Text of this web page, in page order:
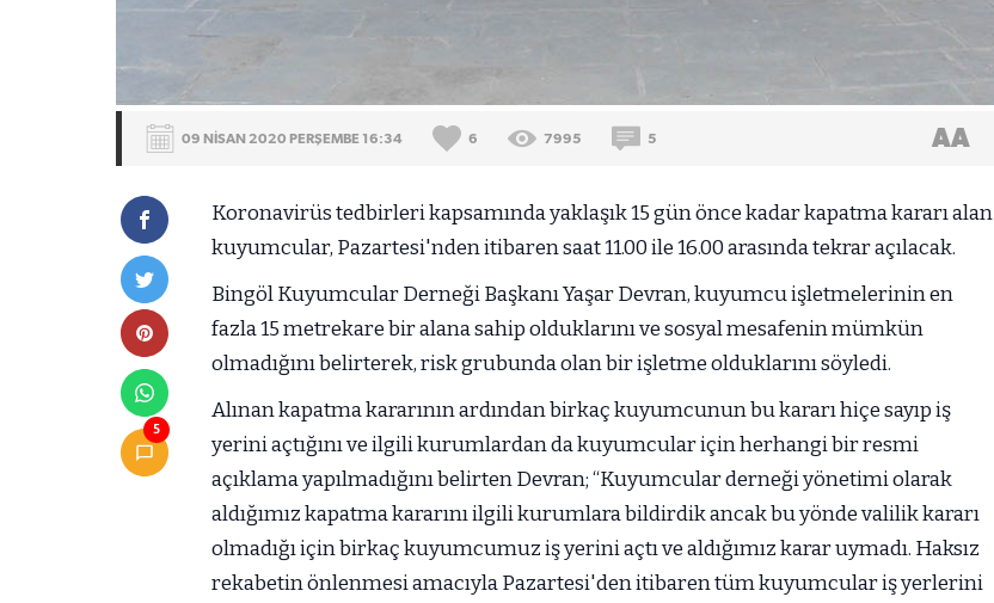
09 NİSAN 2020 PERŞEMBE 16:34 6 7995 5 AA
5
Koronavirüs tedbirleri kapsamında yaklaşık 15 gün önce kadar kapatma kararı alan
kuyumcular, Pazartesi'nden itibaren saat 11.00 ile 16.00 arasında tekrar açılacak.
Bingöl Kuyumcular Derneği Başkanı Yaşar Devran, kuyumcu işletmelerinin en
fazla 15 metrekare bir alana sahip olduklarını ve sosyal mesafenin mümkün
olmadığını belirterek, risk grubunda olan bir işletme olduklarını söyledi.
Alınan kapatma kararının ardından birkaç kuyumcunun bu kararı hiçe sayıp iş
yerini açtığını ve ilgili kurumlardan da kuyumcular için herhangi bir resmi
açıklama yapılmadığını belirten Devran; “Kuyumcular derneği yönetimi olarak
aldığımız kapatma kararını ilgili kurumlara bildirdik ancak bu yönde valilik kararı
olmadığı için birkaç kuyumcumuz iş yerini açtı ve aldığımız karar uymadı. Haksız
rekabetin önlenmesi amacıyla Pazartesi'den itibaren tüm kuyumcular iş yerlerini